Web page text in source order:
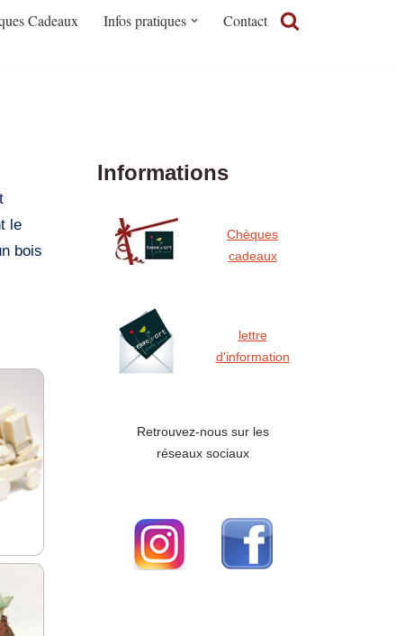
Cadeaux Infos pratiques Contact
le
bois
Informations
Chèques
cadeaux
lettre
d'information
Retrouvez-nous sur les
réseaux sociaux